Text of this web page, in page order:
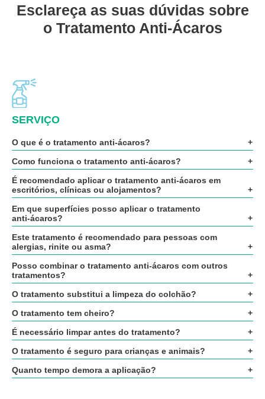
Esclareça as suas dúvidas sobre
o Tratamento Anti-Ácaros
SERVIÇO
O que é o tratamento anti‑ácaros?
Como funciona o tratamento anti‑ácaros?
É recomendado aplicar o tratamento anti‑ácaros em
escritórios, clínicas ou alojamentos?
Em que superfícies posso aplicar o tratamento
anti‑ácaros?
Este tratamento é recomendado para pessoas com
alergias, rinite ou asma?
Posso combinar o tratamento anti‑ácaros com outros
tratamentos?
O tratamento substitui a limpeza do colchão?
O tratamento tem cheiro?
É necessário limpar antes do tratamento?
O tratamento é seguro para crianças e animais?
Quanto tempo demora a aplicação?